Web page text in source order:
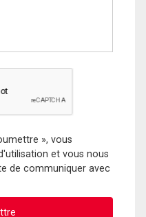
», vous
et vous nous
de communiquer avec